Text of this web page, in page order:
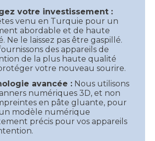
votre investissement :
venu en Turquie pour un
abordable et de haute
Ne le laissez pas être gaspillé.
des appareils de
de la plus haute qualité
votre nouveau sourire.
avancée : Nous utilisons
numériques 3D, et non
en pâte gluante, pour
modèle numérique
précis pour vos appareils